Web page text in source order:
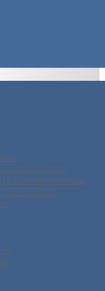
durch Sport
Schwimmschule
Gesundheit